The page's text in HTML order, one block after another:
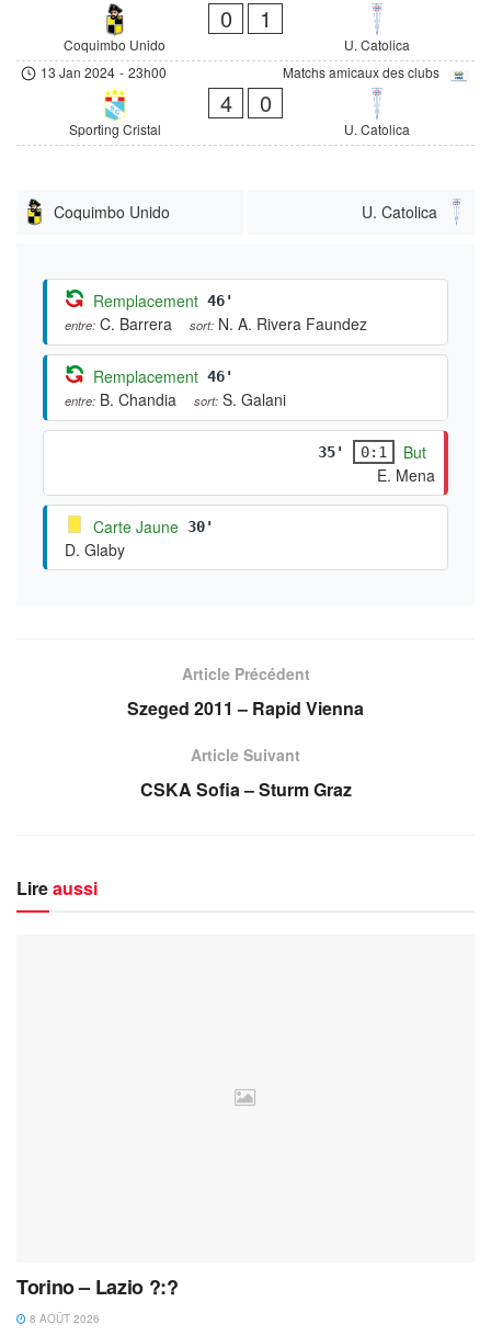
Coquimbo Unido
0 1
U. Catolica
Matchs amicaux des clubs
13 Jan 2024 - 23h00
Sporting Cristal
4 0
U. Catolica
Coquimbo Unido U. Catolica
Remplacement 46'
entre: C. Barrera sort: N. A. Rivera Faundez
Remplacement 46'
entre: B. Chandia sort: S. Galani
35' 0:1
But
E. Mena
Carte Jaune 30'
D. Glaby
Article Précédent
Szeged 2011 – Rapid Vienna
Article Suivant
CSKA Sofia – Sturm Graz
Lireaussi
Torino – Lazio ?:?
8 AOÛT 2026